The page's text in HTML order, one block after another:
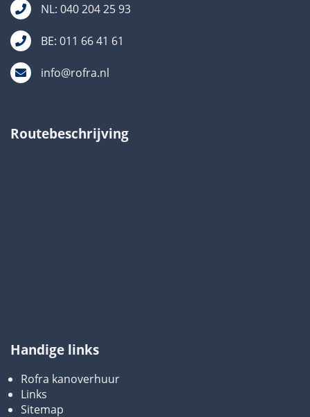
NL: 040 204 25 93
BE: 011 66 41 61
info@rofra.nl
Routebeschrijving
Handige links
Rofra kanoverhuur
Links
Sitemap